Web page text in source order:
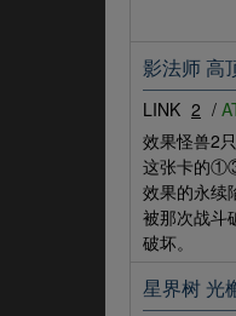
影法师 高
LINK 2 /
效果怪兽2只
这张卡的
效果的永续
被那次战斗
破坏。
星界树 光